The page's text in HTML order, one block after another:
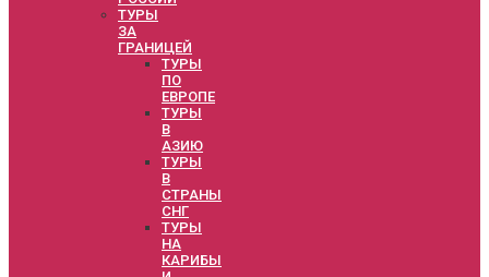
ТУРЫ
ЗА
ГРАНИЦЕЙ
ТУРЫ
ПО
ЕВРОПЕ
ТУРЫ
В
АЗИЮ
ТУРЫ
В
СТРАНЫ
СНГ
ТУРЫ
НА
КАРИБЫ